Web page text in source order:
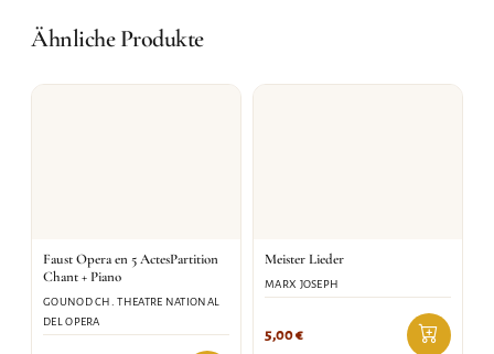
Ähnliche Produkte
Faust Opera en 5 ActesPartition
Chant + Piano
GOUNOD CH. THEATRE NATIONAL
DEL OPERA
Meister Lieder
MARX JOSEPH
5,00€